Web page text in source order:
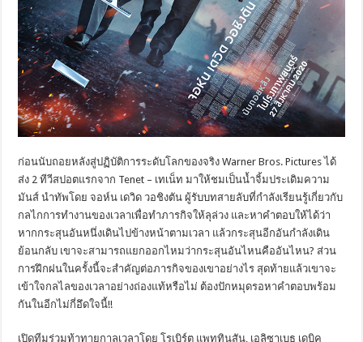
ก่อนนับถอยหลังสู่ปฏิบัติการระดับโลกของจริง Warner Bros. Pictures ได้
ส่ง 2 ทีวีสปอตแรกจาก Tenet – เทเน็ท มาให้ชมเป็นน้ำจิ้มประเดิมความ
มันส์ นำทัพโดย จอห์น เดวิด วอชิงตัน ผู้รับบทสายลับที่กำลังเรียนรู้เกี่ยวกับ
กลไกการทำงานของเวลาเพื่อทำภารกิจให้ลุล่วง และหาคำตอบให้ได้ว่า
หากกระสุนอันหนึ่งเดินไปข้างหน้าตามเวลา แล้วกระสุนอีกอันกำลังเดิน
ย้อนกลับ เขาจะสามารถแยกออกไหมว่ากระสุนอันไหนคืออันไหน? ส่วน
การฝึกฝนในครั้งนี้จะสำคัญต่อภารกิจของเขาอย่างไร สุดท้ายแล้วเขาจะ
เข้าใจกลไลของเวลาอย่างถ่องแท้หรือไม่ ต้องปักหมุดรอหาคำตอบพร้อม
กันในอีกไม่กี่อึดใจนี้!!
เปิดทีมร่วมท้าทายกาลเวลาโดย โรเบิร์ต แพททินสัน, เอลิซาเบธ เดบิค